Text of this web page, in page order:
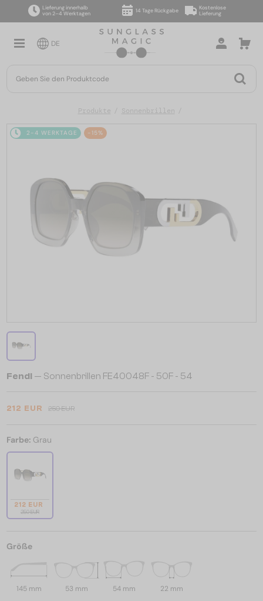
Lieferung innerhalb
von 2–4 Werktagen
14 Tage Rückgabe
Kostenlose
Lieferung
DE
Produkte Sonnenbrillen
2-4 WERKTAGE -15%
Fendi — Sonnenbrillen FE40048F - 50F - 54
212 EUR 250 EUR
Farbe: Grau
212 EUR
250 EUR
Größe
145 mm 53 mm 54 mm 22 mm